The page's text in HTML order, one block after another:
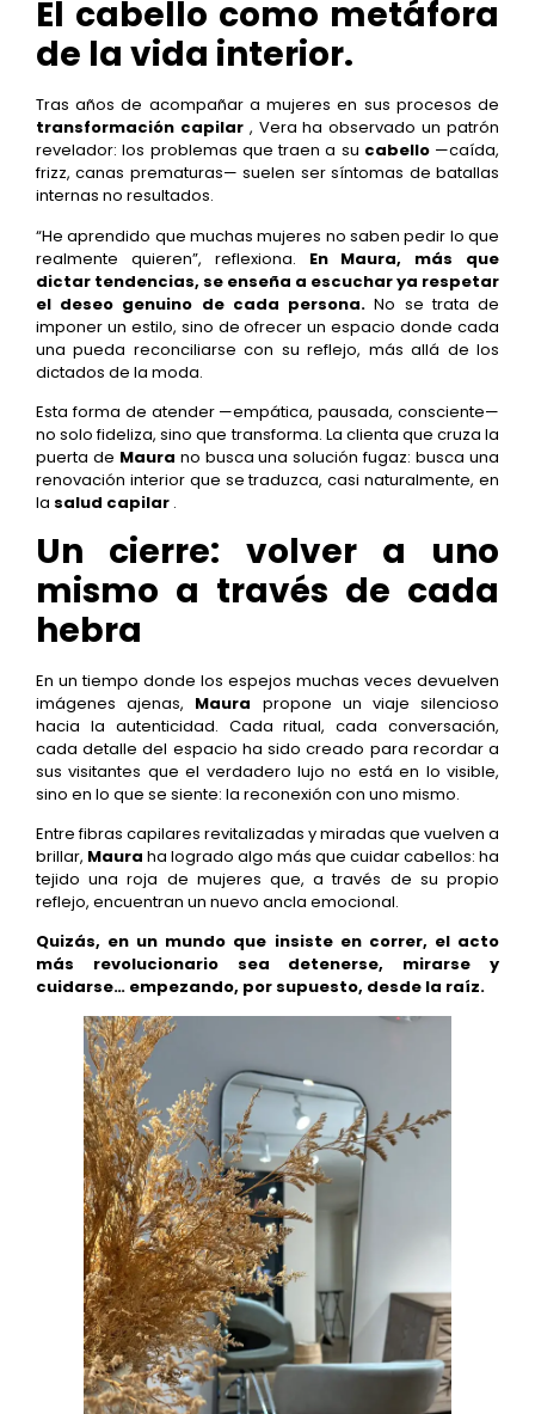
El cabello como metáfora
de la vida interior.
Tras años de acompañar a mujeres en sus procesos de
transformación capilar, Vera ha observado un patrón
revelador: los problemas que traen a su cabello—caída,
frizz, canas prematuras— suelen ser síntomas de batallas
internas no resultados.
“He aprendido que muchas mujeres no saben pedir lo que
realmente quieren”, reflexiona. En Maura, más que
dictar tendencias, se enseña a escuchar ya respetar
el deseo genuino de cada persona. No se trata de
imponer un estilo, sino de ofrecer un espacio donde cada
una pueda reconciliarse con su reflejo, más allá de los
dictados de la moda.
Esta forma de atender —empática, pausada, consciente—
no solo fideliza, sino que transforma. La clienta que cruza la
puerta de Maura no busca una solución fugaz: busca una
renovación interior que se traduzca, casi naturalmente, en
la salud capilar .
Un cierre: volver a uno
mismo a través de cada
hebra
En un tiempo donde los espejos muchas veces devuelven
imágenes ajenas, Maura propone un viaje silencioso
hacia la autenticidad. Cada ritual, cada conversación,
cada detalle del espacio ha sido creado para recordar a
sus visitantes que el verdadero lujo no está en lo visible,
sino en lo que se siente: la reconexión con uno mismo.
Entre fibras capilares revitalizadas y miradas que vuelven a
brillar, Maura ha logrado algo más que cuidar cabellos: ha
tejido una roja de mujeres que, a través de su propio
reflejo, encuentran un nuevo ancla emocional.
Quizás, en un mundo que insiste en correr, el acto
más revolucionario sea detenerse, mirarse y
cuidarse… empezando, por supuesto, desde la raíz.